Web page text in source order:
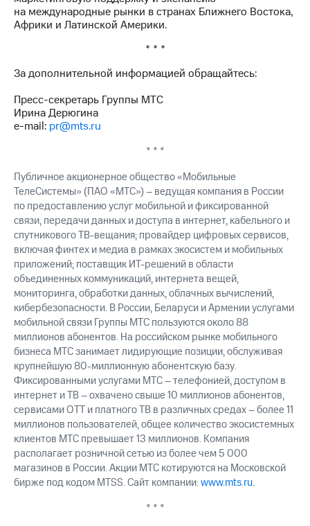
на международные рынки в странах Ближнего Востока,
Африки и Латинской Америки.
* * *
За дополнительной информацией обращайтесь:
Пресс-секретарь Группы МТС
Ирина Дерюгина
e-mail: pr@mts.ru
* * *
Публичное акционерное общество «Мобильные
ТелеСистемы» (ПАО «МТС») – ведущая компания в России
по предоставлению услуг мобильной и фиксированной
связи, передачи данных и доступа в интернет, кабельного и
спутникового ТВ-вещания; провайдер цифровых сервисов,
включая финтех и медиа в рамках экосистем и мобильных
приложений; поставщик ИТ-решений в области
объединенных коммуникаций, интернета вещей,
мониторинга, обработки данных, облачных вычислений,
кибербезопасности. В России, Беларуси и Армении услугами
мобильной связи Группы МТС пользуются около 88
миллионов абонентов. На российском рынке мобильного
бизнеса МТС занимает лидирующие позиции, обслуживая
крупнейшую 80-миллионную абонентскую базу.
Фиксированными услугами МТС – телефонией, доступом в
интернет и ТВ – охвачено свыше 10 миллионов абонентов,
сервисами OTT и платного ТВ в различных средах – более 11
миллионов пользователей, общее количество экосистемных
клиентов МТС превышает 13 миллионов. Компания
располагает розничной сетью из более чем 5 000
магазинов в России. Акции МТС котируются на Московской
бирже под кодом MTSS. Сайт компании:www.mts.ru.
* * *